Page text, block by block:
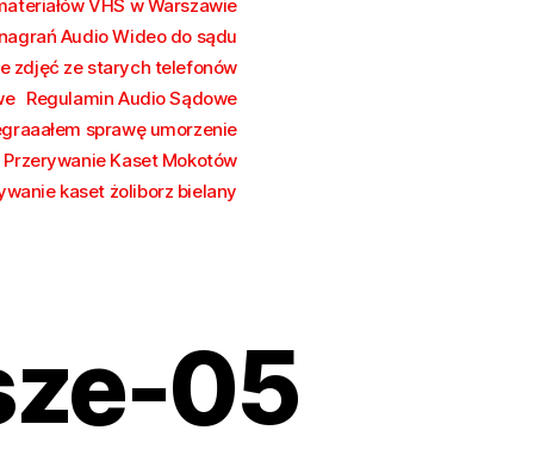
VHS w Warszawie
Audio Wideo do sądu
zdjęć ze starych telefonów
Regulamin Audio Sądowe
sprawę umorzenie
Przerywanie Kaset Mokotów
kaset żoliborz bielany
05